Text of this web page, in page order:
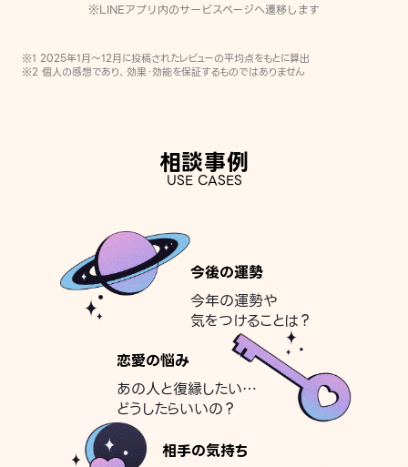
※LINEアプリ内のサービスページへ遷移します
※1 2025年1月〜12月に投稿されたレビューの平均点をもとに算出
※2 個人の感想であり、効果・効能を保証するものではありません
相談事例
USE CASES
今後の運勢
今年の運勢や
気をつけることは？
恋愛の悩み
あの人と復縁したい…
どうしたらいいの？
相手の気持ち